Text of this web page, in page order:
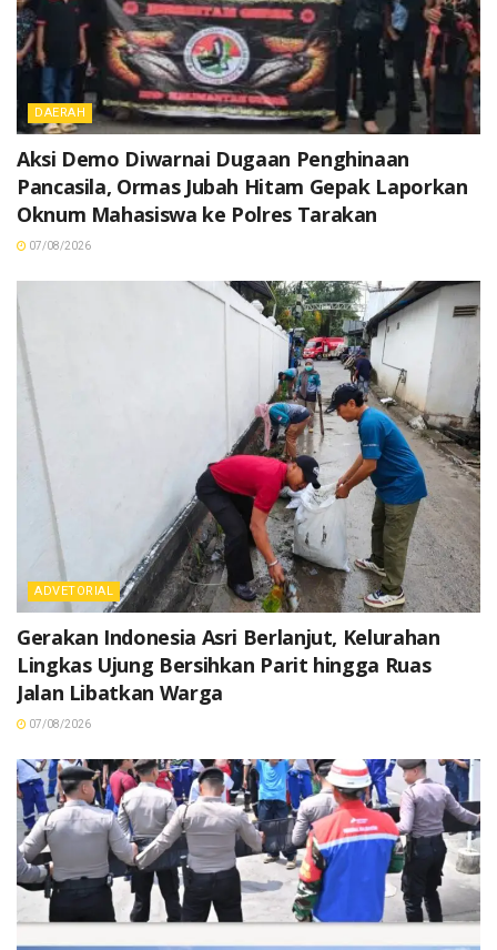
DAERAH
Aksi Demo Diwarnai Dugaan Penghinaan
Pancasila, Ormas Jubah Hitam Gepak Laporkan
Oknum Mahasiswa ke Polres Tarakan
07/08/2026
ADVETORIAL
Gerakan Indonesia Asri Berlanjut, Kelurahan
Lingkas Ujung Bersihkan Parit hingga Ruas
Jalan Libatkan Warga
07/08/2026